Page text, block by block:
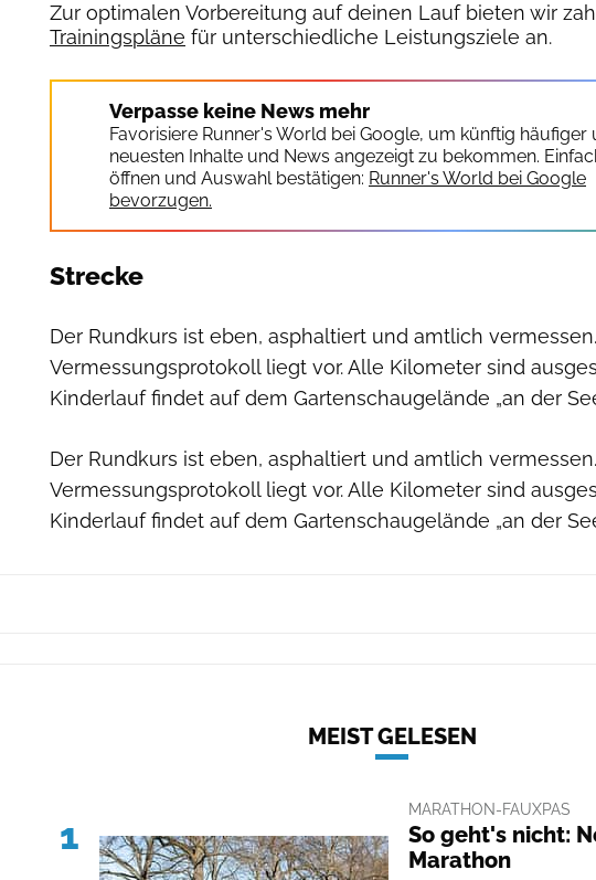
Zur optimalen Vorbereitung auf deinen Lauf bieten wir
Trainingspläne für unterschiedliche Leistungsziele an.
Verpasse keine News mehr
Favorisiere Runner's World bei Google, um künftig häufiger
neuesten Inhalte und News angezeigt zu bekommen.
öffnen und Auswahl bestätigen: Runner's World bei Google
bevorzugen.
Strecke
Der Rundkurs ist eben, asphaltiert und amtlich
Vermessungsprotokoll liegt vor. Alle Kilometer sind
Kinderlauf findet auf dem Gartenschaugelände „an der
Der Rundkurs ist eben, asphaltiert und amtlich
Vermessungsprotokoll liegt vor. Alle Kilometer sind
Kinderlauf findet auf dem Gartenschaugelände „an der
MEIST GELESEN
1
MARATHON-FAUXPAS
So geht's nicht:
Marathon